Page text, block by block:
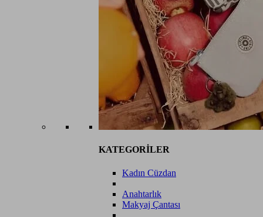
KATEGORİLER
Kadın Cüzdan
Anahtarlık
Makyaj Çantası